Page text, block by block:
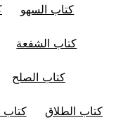
كتاب السهو
كتاب الشفعة
كتاب الصلح
كتاب الطلاق كتاب